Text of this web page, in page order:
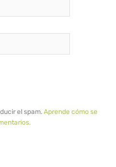
el spam.Aprende cómo se